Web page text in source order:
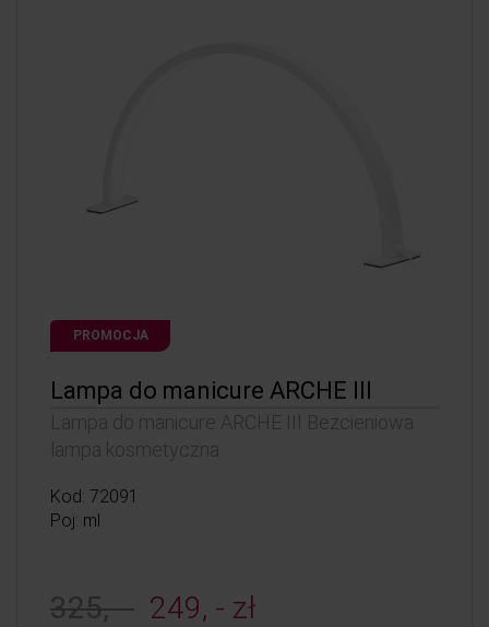
PROMOCJA
Lampa do manicure ARCHE III
Lampa do manicure ARCHE III Bezcieniowa
lampa kosmetyczna
Kod: 72091
Poj: ml
325, - 249, - zł